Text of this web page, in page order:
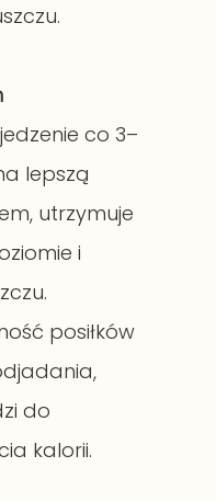
co 3–
lepszą
utrzymuje
i
posiłków
do
kalorii.